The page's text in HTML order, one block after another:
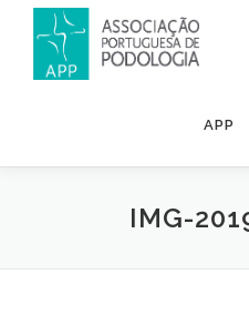
APP
IMG-